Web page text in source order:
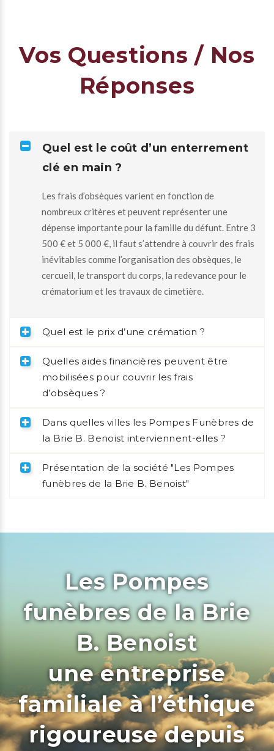
Vos Questions / Nos
Réponses
Quel est le coût d’un enterrement
clé en main ?
Les frais d’obsèques varient en fonction de
nombreux critères et peuvent représenter une
dépense importante pour la famille du défunt. Entre 3
500 € et 5 000 €, il faut s’attendre à couvrir des frais
inévitables comme l’organisation des obsèques, le
cercueil, le transport du corps, la redevance pour le
crématorium et les travaux de cimetière.
Quel est le prix d’une crémation ?
Quelles aides financières peuvent être
mobilisées pour couvrir les frais
d’obsèques ?
Dans quelles villes les Pompes Funèbres de
la Brie B. Benoist interviennent-elles ?
Présentation de la société "Les Pompes
funèbres de la Brie B. Benoist"
Les Pompes
funèbres de la Brie
B. Benoist
une entreprise
familiale à l’éthique
rigoureuse depuis